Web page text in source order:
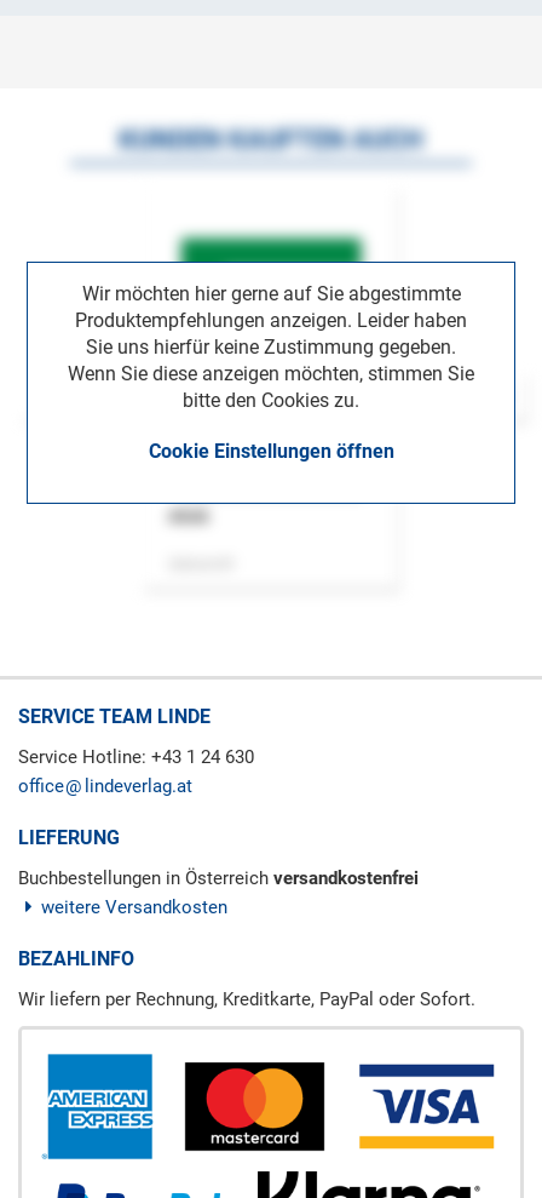
Wir möchten hier gerne auf Sie abgestimmte
Produktempfehlungen anzeigen. Leider haben
Sie uns hierfür keine Zustimmung gegeben.
Wenn Sie diese anzeigen möchten, stimmen Sie
bitte den Cookies zu.
Cookie Einstellungen öffnen
KUNDEN KAUFTEN AUCH
SERVICE TEAM LINDE
Service Hotline: +43 1 24 630
office
lindeverlag.at
LIEFERUNG
Buchbestellungen in Österreich versandkostenfrei
weitere Versandkosten
BEZAHLINFO
Wir liefern per Rechnung, Kreditkarte, PayPal oder Sofort.